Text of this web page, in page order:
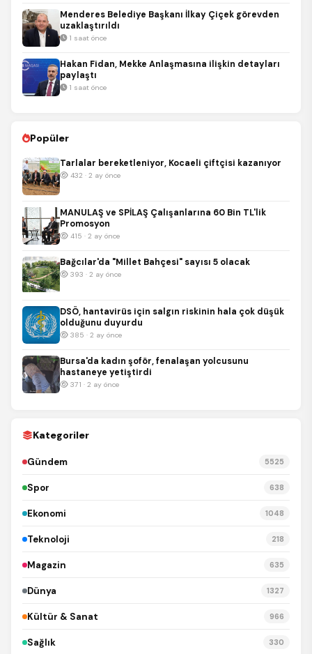
Menderes Belediye Başkanı İlkay Çiçek görevden
uzaklaştırıldı
1 saat önce
Hakan Fidan, Mekke Anlaşmasına ilişkin detayları
paylaştı
1 saat önce
Popüler
Tarlalar bereketleniyor, Kocaeli çiftçisi kazanıyor
432 · 2 ay önce
MANULAŞ ve SPİLAŞ Çalışanlarına 60 Bin TL'lik
Promosyon
415 · 2 ay önce
Bağcılar'da "Millet Bahçesi" sayısı 5 olacak
393 · 2 ay önce
DSÖ, hantavirüs için salgın riskinin hala çok düşük
olduğunu duyurdu
385 · 2 ay önce
Bursa'da kadın şoför, fenalaşan yolcusunu
hastaneye yetiştirdi
371 · 2 ay önce
Kategoriler
Gündem 5525
Spor 638
Ekonomi 1048
Teknoloji 218
Magazin 635
Dünya 1327
Kültür & Sanat 966
Sağlık 330